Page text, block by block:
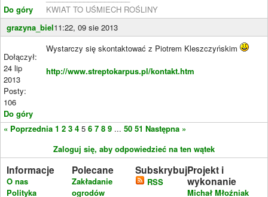
Do góry
KWIAT TO UŚMIECH ROŚLINY
grazyna_biel11:22, 09 sie 2013
Dołączył:
24 lip
2013
Posty:
106
Do góry
Wystarczy się skontaktować z Piotrem Kleszczyńskim
http://www.streptokarpus.pl/kontakt.htm
« Poprzednia 1 2 3 4 5 6 7 8 9 ... 50 51 Następna »
Zaloguj się, aby odpowiedzieć na ten wątek
Informacje
O nas
Polityka
Polecane
Zakładanie
ogrodów
Subskrybuj
RSS
Projekt i
wykonanie
Michał Młoźniak